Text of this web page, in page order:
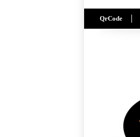
QrCode